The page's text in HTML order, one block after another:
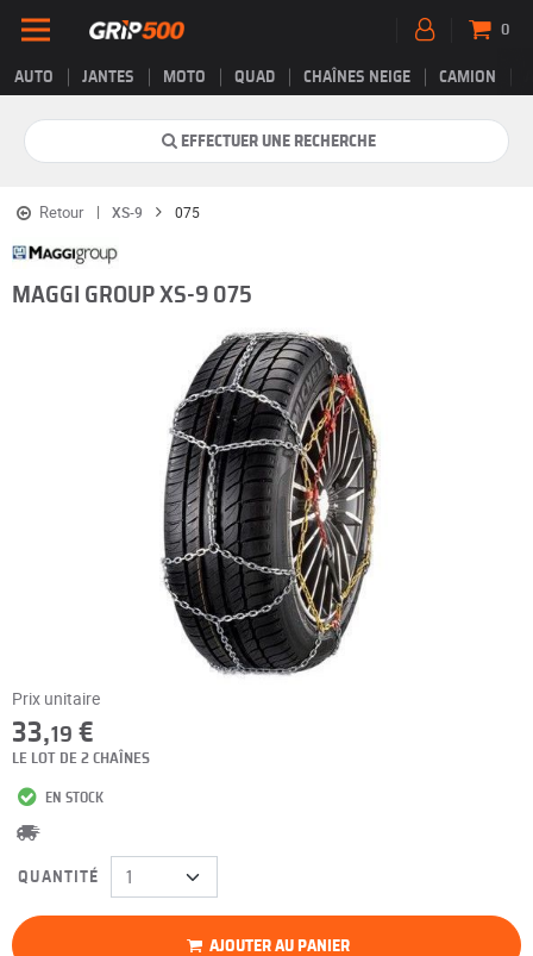
AUTO JANTES MOTO QUAD CHAÎNES NEIGE CAMION
0
EFFECTUER UNE RECHERCHE
Retour XS-9 075
MAGGI GROUP XS-9 075
Prix unitaire
33,19 €
LE LOT DE 2 CHAÎNES
EN STOCK
QUANTITÉ
AJOUTER AU PANIER